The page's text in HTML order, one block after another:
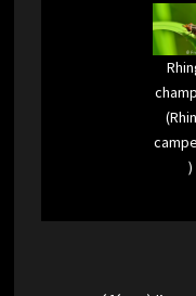
)